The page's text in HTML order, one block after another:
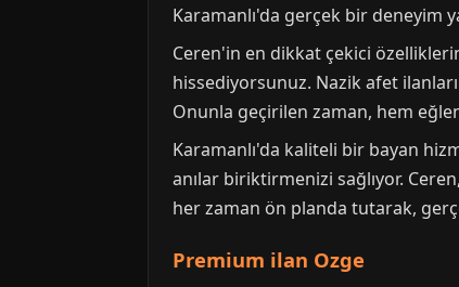
Karamanlı'da gerçek bir deneyim
Ceren'in en dikkat çekici
hissediyorsunuz. Nazik afet
Onunla geçirilen zaman, hem
Karamanlı'da kaliteli bir bayan
anılar biriktirmenizi sağlıyor.
her zaman ön planda tutarak,
Premium ilan Ozge